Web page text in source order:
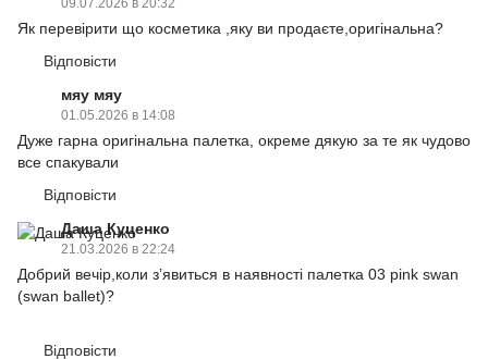
Як перевірити що косметика ,яку ви продаєте,оригінальна?
Відповісти
мяу мяу
01.05.2026 в 14:08
Дуже гарна оригінальна палетка, окреме дякую за те як чудово
все спакували
Відповісти
Даша Куценко
21.03.2026 в 22:24
Добрий вечір,коли зʼявиться в наявності палетка 03 pink swan
(swan ballet)?
Відповісти